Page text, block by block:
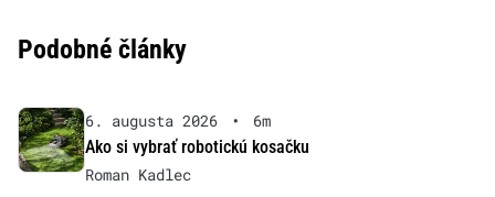
Podobné články
6. augusta 2026 •
6m
Ako si vybrať robotickú kosačku
Roman Kadlec